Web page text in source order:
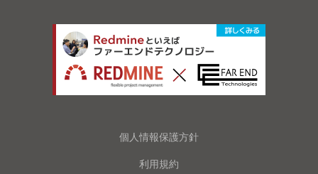
個人情報保護方針
利用規約